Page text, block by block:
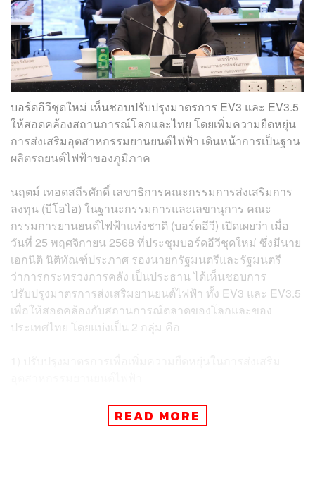
บอร์ดอีวีชุดใหม่ เห็นชอบปรับปรุงมาตรการ EV3 และ EV3.5
ให้สอดคล้องสถานการณ์โลกและไทย โดยเพิ่มความยืดหยุ่น
การส่งเสริมอุตสาหกรรมยานยนต์ไฟฟ้า เดินหน้าการเป็นฐาน
ผลิตรถยนต์ไฟฟ้าของภูมิภาค
นฤตม์ เทอดสถีรศักดิ์ เลขาธิการคณะกรรมการส่งเสริมการ
ลงทุน (บีโอไอ) ในฐานะกรรมการและเลขานุการ คณะ
กรรมการยานยนต์ไฟฟ้าแห่งชาติ (บอร์ดอีวี) เปิดเผยว่า เมื่อ
วันที่ 25 พฤศจิกายน 2568 ที่ประชุมบอร์ดอีวีชุดใหม่ ซึ่งมีนาย
เอกนิติ นิติทัณฑ์ประภาศ รองนายกรัฐมนตรีและรัฐมนตรี
ว่าการกระทรวงการคลัง เป็นประธาน ได้เห็นชอบการ
ปรับปรุงมาตรการส่งเสริมยานยนต์ไฟฟ้า ทั้ง EV3 และ EV3.5
เพื่อให้สอดคล้องกับสถานการณ์ตลาดของโลกและของ
ประเทศไทย โดยแบ่งเป็น 2 กลุ่ม คือ
และ 2) ปรับปรุงมาตรการเพื่อลดหรือป้องกันปัญหาการผลิต
ล้นตลาดในประเทศ (Oversupply)
READ MORE